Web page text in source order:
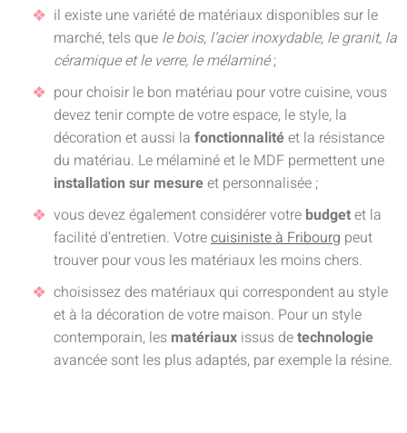
il existe une variété de matériaux disponibles sur le
marché, tels que le bois, l’acier inoxydable, le granit, la
céramique et le verre, le mélaminé;
pour choisir le bon matériau pour votre cuisine, vous
devez tenir compte de votre espace, le style, la
décoration et aussi la fonctionnalitéet la résistance
du matériau. Le mélaminé et le MDF permettent une
installation sur mesureet personnalisée ;
vous devez également considérer votre budgetet la
facilité d’entretien. Votrecuisiniste à Fribourg peut
trouver pour vous les matériaux les moins chers.
choisissez des matériaux qui correspondent au style
et à la décoration de votre maison. Pour un style
contemporain, les matériaux issus detechnologie
avancée sont les plus adaptés, par exemple la résine.